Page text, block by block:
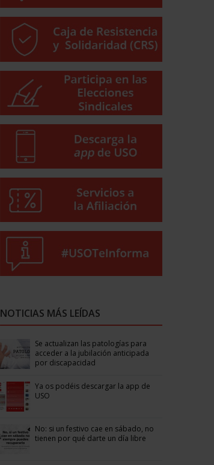
NOTICIAS MÁS LEÍDAS
Se actualizan las patologías para
acceder a la jubilación anticipada
por discapacidad
Ya os podéis descargar la app de
USO
No: si un festivo cae en sábado, no
tienen por qué darte un día libre